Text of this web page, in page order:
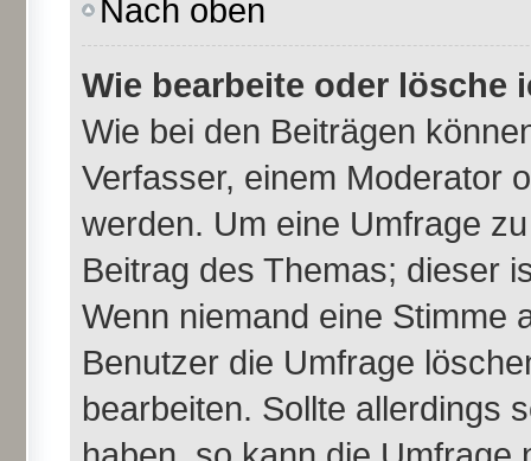
Nach oben
Wie bearbeite oder lösche
Wie bei den Beiträgen
Verfasser, einem Moderator
werden. Um eine Umfrage
Beitrag des Themas; dieser
Wenn niemand eine Stimme
Benutzer die Umfrage
bearbeiten. Sollte allerdings